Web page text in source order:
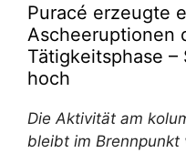
Puracé erzeugte
Ascheeruptionen
Tätigkeitsphase
hoch
Die Aktivität am
bleibt im Brennpunkt